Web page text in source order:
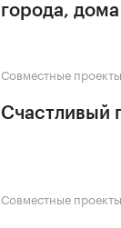
города,
Совместные проекты
Счастливый
Совместные проекты